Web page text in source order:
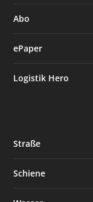
Abo
ePaper
Logistik Hero
Straße
Schiene